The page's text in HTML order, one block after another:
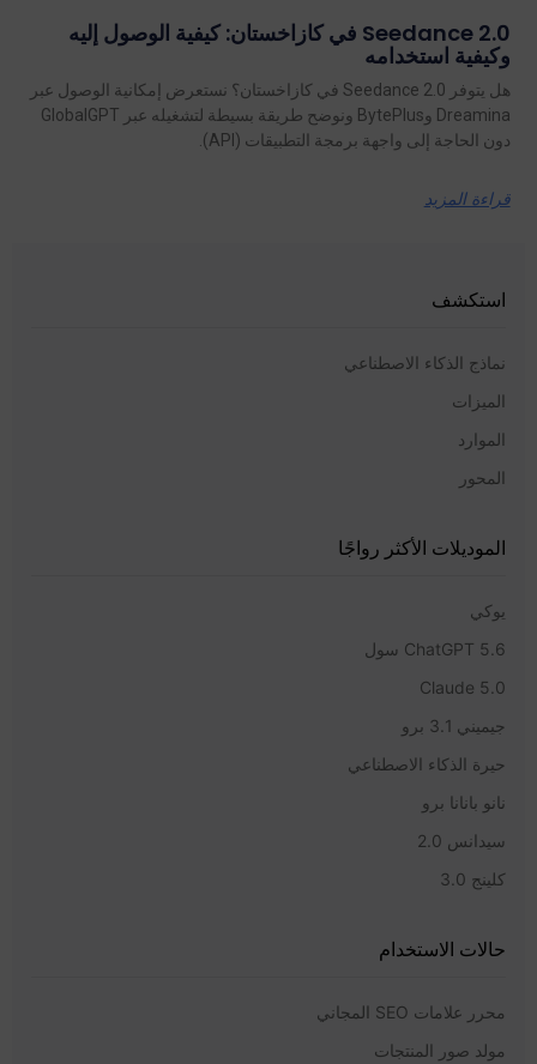
Seedance 2.0 في كازاخستان: كيفية الوصول إليه
وكيفية استخدامه
هل يتوفر Seedance 2.0 في كازاخستان؟ نستعرض إمكانية الوصول عبر
Dreamina وBytePlus ونوضح طريقة بسيطة لتشغيله عبر GlobalGPT
دون الحاجة إلى واجهة برمجة التطبيقات (API).
قراءة المزيد
استكشف
نماذج الذكاء الاصطناعي
الميزات
الموارد
المحور
الموديلات الأكثر رواجًا
يوكي
ChatGPT 5.6 سول
Claude 5.0
جيميني 3.1 برو
حيرة الذكاء الاصطناعي
نانو بانانا برو
سيدانس 2.0
كلينج 3.0
حالات الاستخدام
محرر علامات SEO المجاني
مولد صور المنتجات